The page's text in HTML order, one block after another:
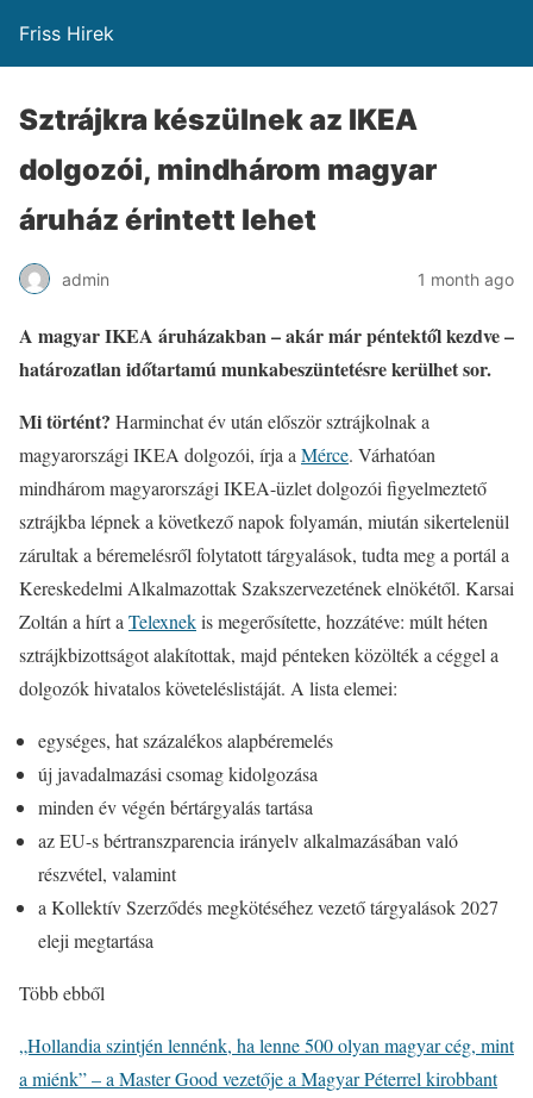
Friss Hirek
Sztrájkra készülnek az IKEA
dolgozói, mindhárom magyar
áruház érintett lehet
admin 1 month ago
A magyar IKEA áruházakban – akár már péntektől kezdve –
határozatlan időtartamú munkabeszüntetésre kerülhet sor.
Mi történt? Harminchat év után először sztrájkolnak a
magyarországi IKEA dolgozói, írja a Mérce. Várhatóan
mindhárom magyarországi IKEA-üzlet dolgozói figyelmeztető
sztrájkba lépnek a következő napok folyamán, miután sikertelenül
zárultak a béremelésről folytatott tárgyalások, tudta meg a portál a
Kereskedelmi Alkalmazottak Szakszervezetének elnökétől. Karsai
Zoltán a hírt a Telexnekis megerősítette, hozzátéve: múlt héten
sztrájkbizottságot alakítottak, majd pénteken közölték a céggel a
dolgozók hivatalos követeléslistáját. A lista elemei:
egységes, hat százalékos alapbéremelés
új javadalmazási csomag kidolgozása
minden év végén bértárgyalás tartása
az EU-s bértranszparencia irányelv alkalmazásában való
részvétel, valamint
a Kollektív Szerződés megkötéséhez vezető tárgyalások 2027
eleji megtartása
Több ebből
„Hollandia szintjén lennénk, ha lenne 500 olyan magyar cég, mint
a miénk” – a Master Good vezetője a Magyar Péterrel kirobbant